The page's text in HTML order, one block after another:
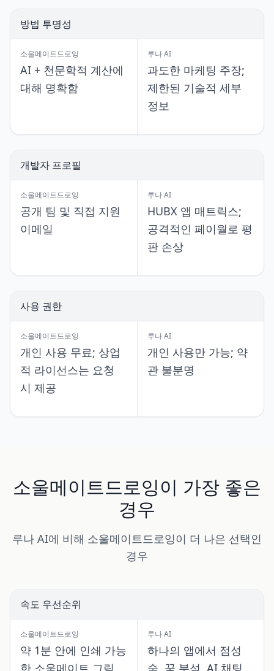
방법 투명성
소울메이트드로잉
AI + 천문학적 계산에
대해 명확함
루나 AI
과도한 마케팅 주장;
제한된 기술적 세부
정보
개발자 프로필
소울메이트드로잉
공개 팀 및 직접 지원
이메일
루나 AI
HUBX 앱 매트릭스;
공격적인 페이월로 평
판 손상
사용 권한
소울메이트드로잉
개인 사용 무료; 상업
적 라이선스는 요청
시 제공
루나 AI
개인 사용만 가능; 약
관 불분명
소울메이트드로잉이 가장 좋은
경우
루나 AI에 비해 소울메이트드로잉이 더 나은 선택인
경우
속도 우선순위
소울메이트드로잉
약 1분 안에 인쇄 가능
한 소울메이트 그림
루나 AI
하나의 앱에서 점성
술, 꿈 분석, AI 채팅